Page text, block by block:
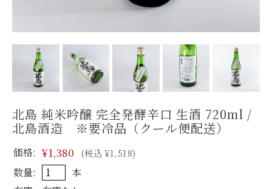
北島 純米吟醸 完全発酵辛口 生酒 720ml /
北島酒造 ※要冷品（クール便配送）
価格: ¥1,380 (税込 ¥1,518)
数量:
本